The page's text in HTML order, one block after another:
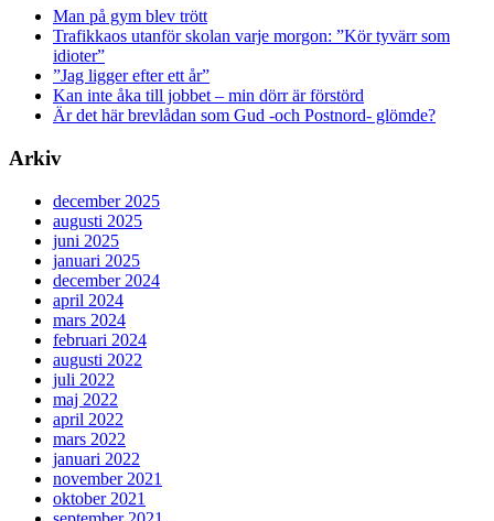
Man på gym blev trött
Trafikkaos utanför skolan varje morgon: ”Kör tyvärr som
idioter”
”Jag ligger efter ett år”
Kan inte åka till jobbet – min dörr är förstörd
Är det här brevlådan som Gud -och Postnord- glömde?
Arkiv
december 2025
augusti 2025
juni 2025
januari 2025
december 2024
april 2024
mars 2024
februari 2024
augusti 2022
juli 2022
maj 2022
april 2022
mars 2022
januari 2022
november 2021
oktober 2021